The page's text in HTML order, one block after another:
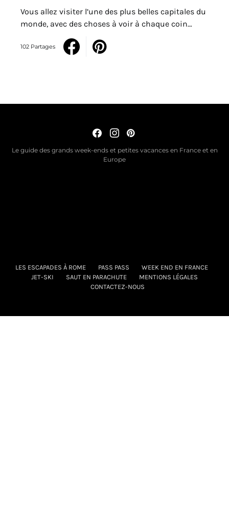
Vous allez visiter l’une des plus belles capitales du
monde, avec des choses à voir à chaque coin…
102 Partages
Le guide des grands week-ends et petites vacances en France et en
Europe
LES ESCAPADES À ROME PASS PASS
WEEK END EN FRANCE
JET-SKI
SAUT EN PARACHUTE
MENTIONS LÉGALES
CONTACTEZ-NOUS